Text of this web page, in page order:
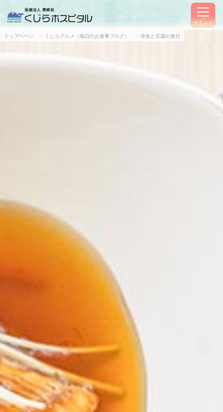
メニュー
トップページ くじらグルメ（毎日のお食事ブログ） 赤魚と豆腐の煮付